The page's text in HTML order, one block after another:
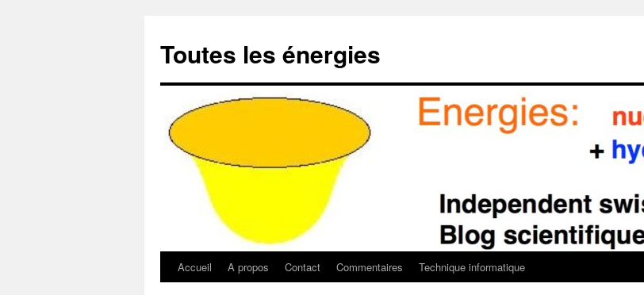
contenu
Toutes les énergies
Accueil A propos Contact Commentaires Technique informatique